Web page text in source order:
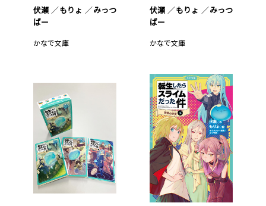
伏瀬 もりょ
みっつ
ばー
かなで文庫
伏瀬 もりょ
みっつ
ばー
かなで文庫